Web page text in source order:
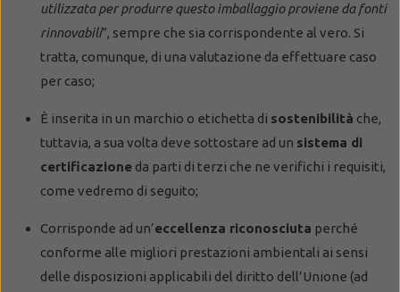
utilizzata per produrre questo imballaggio proviene da fonti
rinnovabili”, sempre che sia corrispondente al vero. Si
tratta, comunque, di una valutazione da effettuare caso
per caso;
È inserita in un marchio o etichetta di sostenibilità che,
tuttavia, a sua volta deve sottostare ad un sistema di
certificazione da parti di terzi che ne verifichi i requisiti,
come vedremo di seguito;
Corrisponde ad un’eccellenza riconosciuta perché
conforme alle migliori prestazioni ambientali ai sensi
delle disposizioni applicabili del diritto dell’Unione (ad